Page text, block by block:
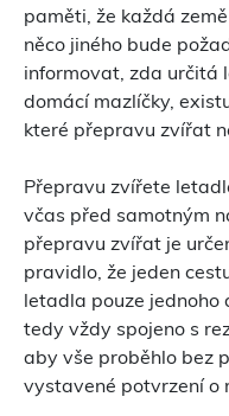
paměti, že každá
něco jiného bude
informovat, zda určitá
domácí mazlíčky,
které přepravu zvířat
Přepravu zvířete
včas před samotným
přepravu zvířat je
pravidlo, že jeden
letadla pouze jednoho
tedy vždy spojeno s
aby vše proběhlo bez
vystavené potvrzení o